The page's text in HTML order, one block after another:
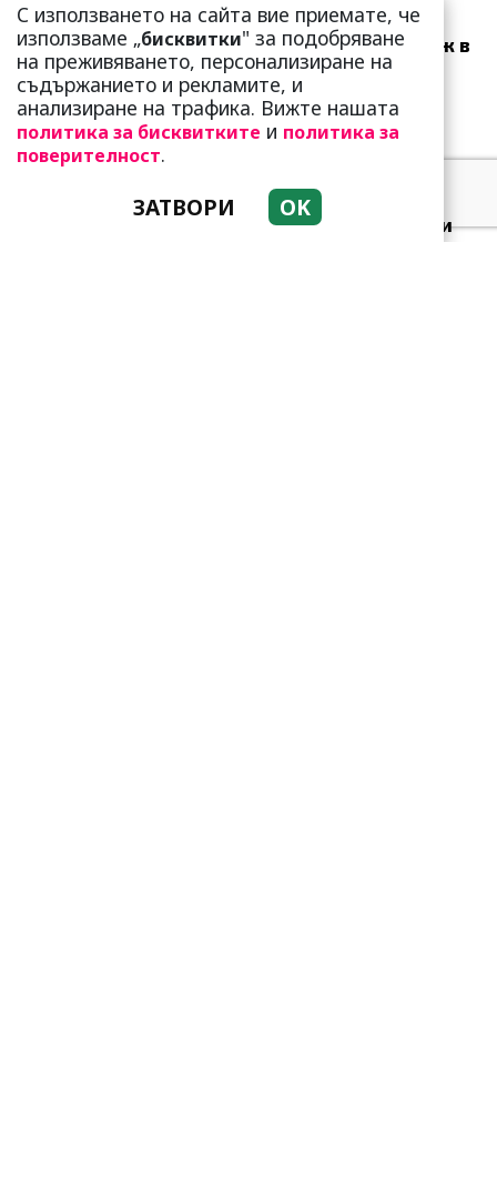
Много скоро! Тези три
зодии ще получат „нож в
гърба“ (Ще бъдат
предаде...
Добре е да знаете! Тези
С използването на сайта вие приемате, че
използваме „бисквитки" за подобряване
на преживяването, персонализиране на
съдържанието и рекламите, и
анализиране на трафика. Вижте нашата
политика за бисквитките и политика за
поверителност.
ЗАТВОРИ OK